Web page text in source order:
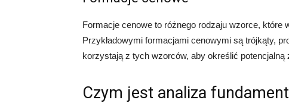
Formacje cenowe to różnego rodzaju wzorce,
Przykładowymi formacjami cenowymi są trójkąty,
korzystają z tych wzorców, aby określić potencjalną
Czym jest analiza